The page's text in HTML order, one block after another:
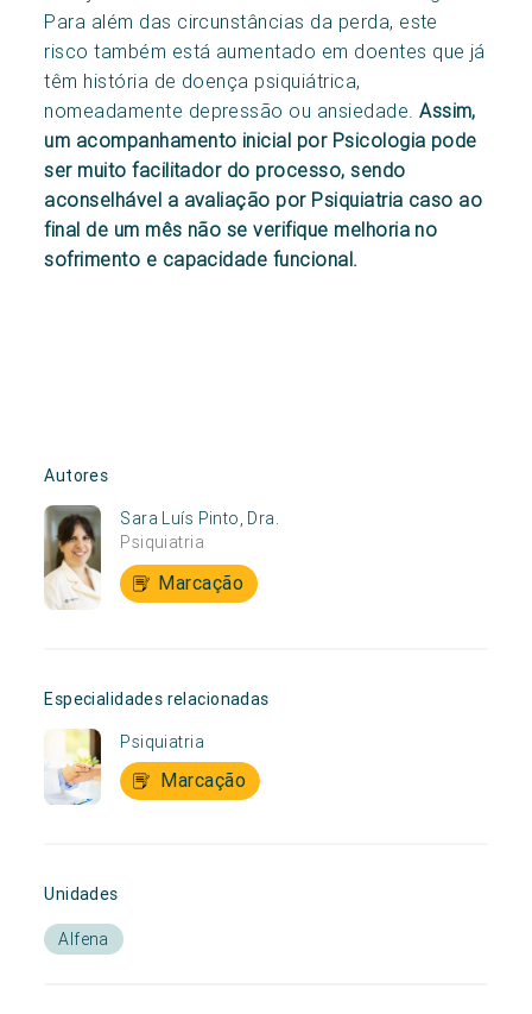
Para além das circunstâncias da perda, este
risco também está aumentado em doentes que já
têm história de doença psiquiátrica,
nomeadamente depressão ou ansiedade.Assim,
um acompanhamento inicial por Psicologia pode
ser muito facilitador do processo, sendo
aconselhável a avaliação por Psiquiatria caso ao
final de um mês não se verifique melhoria no
sofrimento e capacidade funcional.
Autores
Sara Luís Pinto, Dra.
Psiquiatria
Marcação
Especialidades relacionadas
Psiquiatria
Marcação
Unidades
Alfena